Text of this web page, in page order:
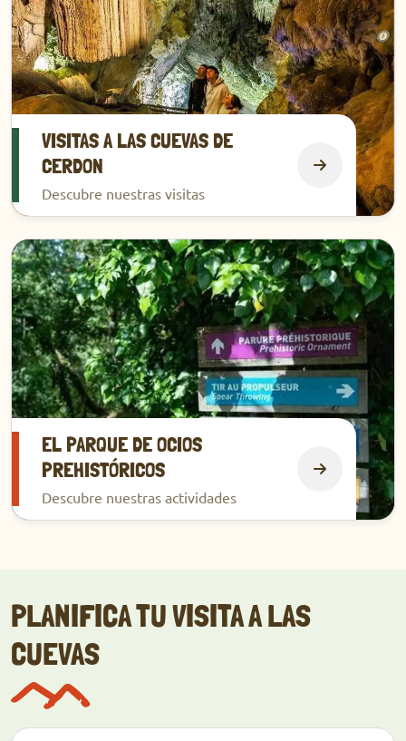
VISITAS A LAS CUEVAS DE
CERDON
Descubre nuestras visitas
EL PARQUE DE OCIOS
PREHISTÓRICOS
Descubre nuestras actividades
Descubrir
PLANIFICA TU VISITA A LAS
CUEVAS